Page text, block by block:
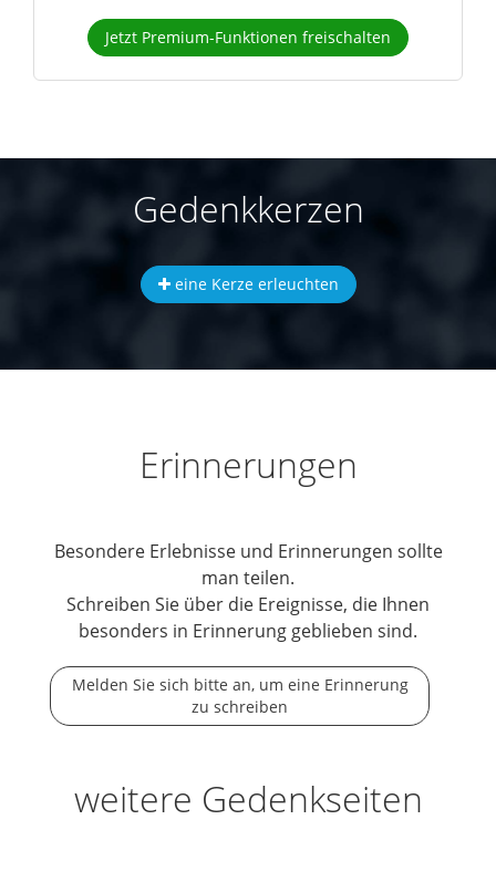
Jetzt Premium-Funktionen freischalten
Gedenkkerzen
eine Kerze erleuchten
Erinnerungen
Besondere Erlebnisse und Erinnerungen sollte
man teilen.
Schreiben Sie über die Ereignisse, die Ihnen
besonders in Erinnerung geblieben sind.
Melden Sie sich bitte an, um eine Erinnerung
zu schreiben
weitere Gedenkseiten